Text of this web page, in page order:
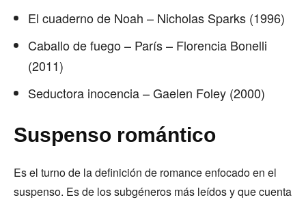
El cuaderno de Noah – Nicholas Sparks (1996)
Caballo de fuego – París – Florencia Bonelli
(2011)
Seductora inocencia – Gaelen Foley (2000)
Suspenso romántico
Es el turno de la definición de romance enfocado en el
suspenso. Es de los subgéneros más leídos y que cuenta